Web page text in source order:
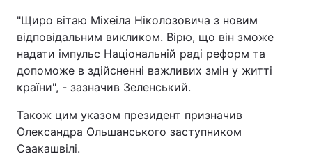
"Щиро вітаю Міхеіла Ніколозовича з новим
відповідальним викликом. Вірю, що він зможе
надати імпульс Національній раді реформ та
допоможе в здійсненні важливих змін у житті
країни", - зазначив Зеленський.
Також цим указом президент призначив
Олександра Ольшанського заступником
Саакашвілі.